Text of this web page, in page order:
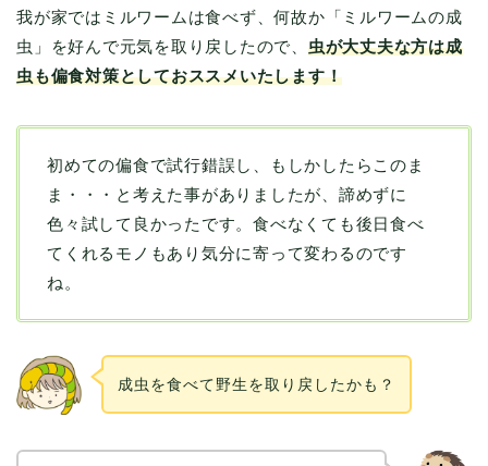
我が家ではミルワームは食べず、何故か「ミルワームの成
虫」を好んで元気を取り戻したので、 虫が大丈夫な方は成
虫も偏食対策としておススメいたします！
初めての偏食で試行錯誤し、もしかしたらこのま
ま・・・と考えた事がありましたが、諦めずに
色々試して良かったです。食べなくても後日食べ
てくれるモノもあり気分に寄って変わるのです
ね。
成虫を食べて野生を取り戻したかも？